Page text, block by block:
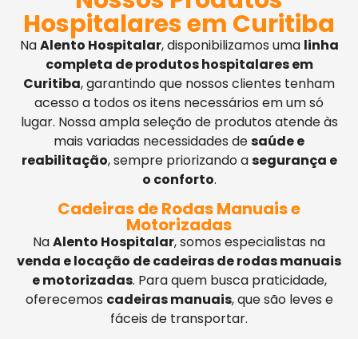
Hospitalares em Curitiba
NaAlento Hospitalar, disponibilizamos uma linha
completa de produtos hospitalares em
Curitiba, garantindo que nossos clientes tenham
acesso a todos os itens necessários em um só
lugar. Nossa ampla seleção de produtos atende às
mais variadas necessidades desaúde e
reabilitação, sempre priorizando asegurança e
o conforto.
Cadeiras de Rodas Manuais e
Motorizadas
NaAlento Hospitalar, somos especialistas na
venda e locação de cadeiras de rodas manuais
e motorizadas. Para quem busca praticidade,
oferecemos cadeiras manuais, que são leves e
fáceis de transportar.